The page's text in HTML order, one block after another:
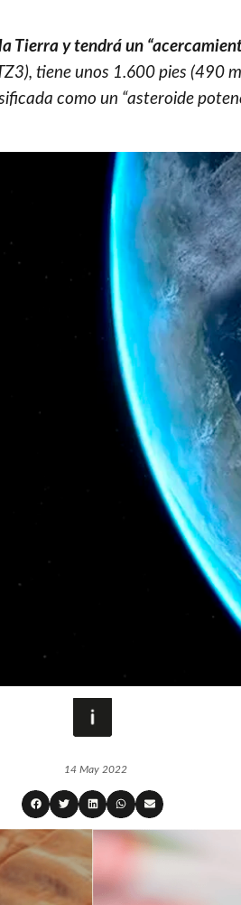
Tierra y tendrá un
tiene unos 1.600 pies (490
como un “asteroide
14 May 2022